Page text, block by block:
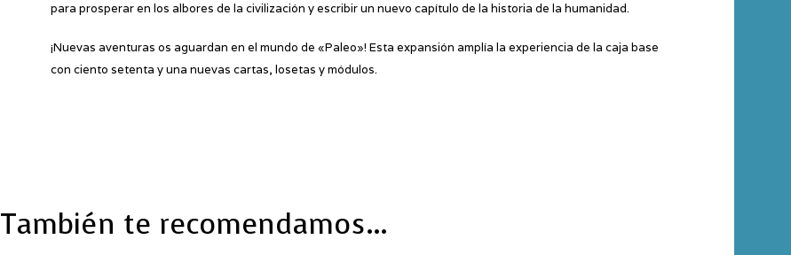
para prosperar en los albores de la civilización y escribir un nuevo capítulo de la historia de la humanidad.
¡Nuevas aventuras os aguardan en el mundo de «Paleo»! Esta expansión amplía la experiencia de la caja base
con ciento setenta y una nuevas cartas, losetas y módulos.
También te recomendamos…